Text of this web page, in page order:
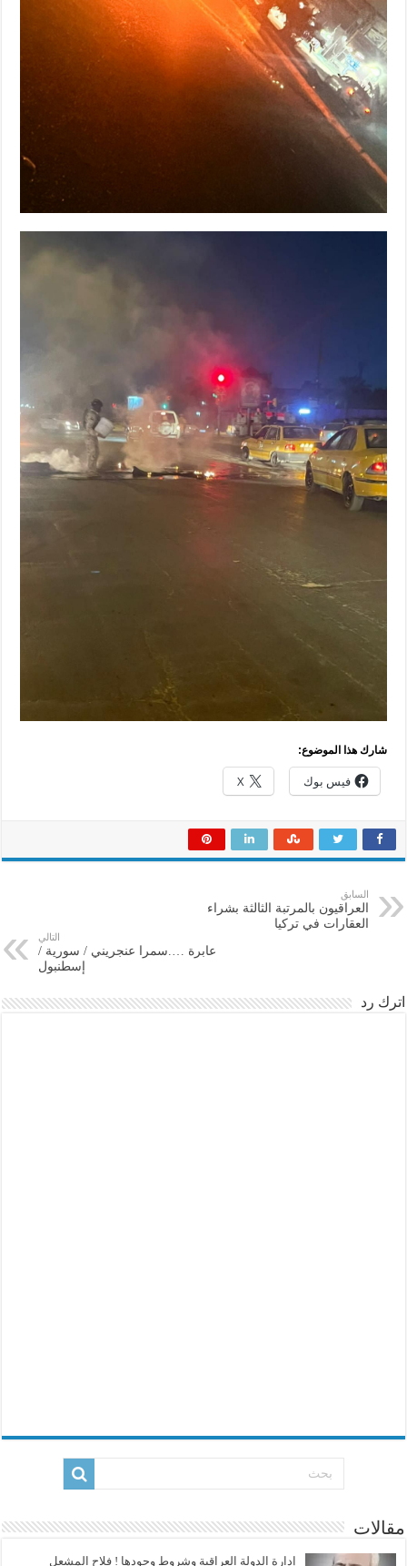
شارك هذا الموضوع:
فيس بوك X
السابق
العراقيون بالمرتبة الثالثة بشراء
العقارات في تركيا
التالي
عابرة ….سمرا عنجريني / سورية /
إسطنبول
اترك رد
مقالات
إدارة الدولة العراقية وشروط وجودها ! فلاح المشعل